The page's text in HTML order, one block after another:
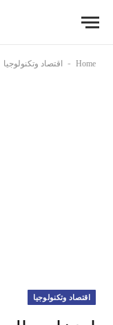
Home
- اقتصاد وتكنولوجيا
اقتصاد وتكنولوجيا